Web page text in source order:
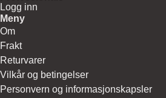
Logg inn
Meny
Om
Frakt
Returvarer
Vilkår og betingelser
Personvern og informasjonskapsler